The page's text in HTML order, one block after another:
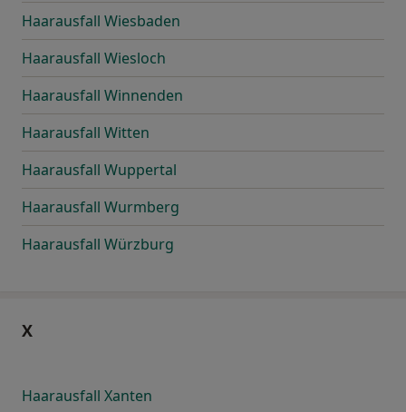
Haarausfall Wiesbaden
Haarausfall Wiesloch
Haarausfall Winnenden
Haarausfall Witten
Haarausfall Wuppertal
Haarausfall Wurmberg
Haarausfall Würzburg
X
Haarausfall Xanten